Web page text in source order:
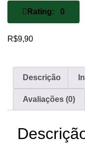
Rating: 0
R$9,90
Descrição
Avaliações (0)